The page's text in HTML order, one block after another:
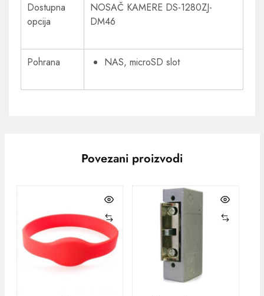
Dostupna
opcija
NOSAČ KAMERE DS-1280ZJ-
DM46
Pohrana NAS, microSD slot
Povezani proizvodi